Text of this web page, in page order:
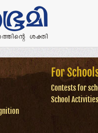
For
Contests for
School Activities